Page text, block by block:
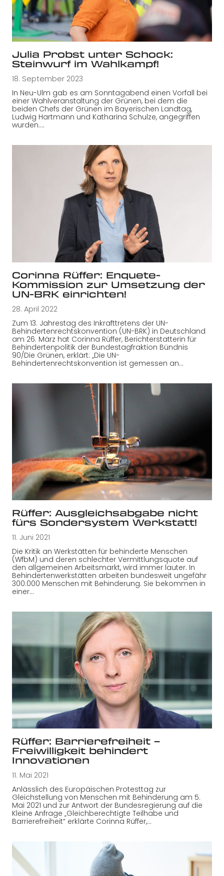
Julia Probst unter Schock:
Steinwurf im Wahlkampf!
18. September 2023
In Neu-Ulm gab es am Sonntagabend einen Vorfall bei
einer Wahlveranstaltung der Grünen, bei dem die
beiden Chefs der Grünen im Bayerischen Landtag,
Ludwig Hartmann und Katharina Schulze, angegriffen
wurden.…
Corinna Rüffer: Enquete-
Kommission zur Umsetzung der
UN-BRK einrichten!
28. April 2022
Zum 13. Jahrestag des Inkrafttretens der UN-
Behindertenrechtskonvention (UN-BRK) in Deutschland
am 26. März hat Corinna Rüffer, Berichterstatterin für
Behindertenpolitik der Bundestagfraktion Bündnis
90/Die Grünen, erklärt: „Die UN-
Behindertenrechtskonvention ist gemessen an…
Rüffer: Ausgleichsabgabe nicht
fürs Sondersystem Werkstatt!
11. Juni 2021
Die Kritik an Werkstätten für behinderte Menschen
(WfbM) und deren schlechter Vermittlungsquote auf
den allgemeinen Arbeitsmarkt, wird immer lauter. In
Behindertenwerkstätten arbeiten bundesweit ungefähr
300.000 Menschen mit Behinderung. Sie bekommen in
einer…
Rüffer: Barrierefreiheit –
Freiwilligkeit behindert
Innovationen
11. Mai 2021
Anlässlich des Europäischen Protesttag zur
Gleichstellung von Menschen mit Behinderung am 5.
Mai 2021 und zur Antwort der Bundesregierung auf die
Kleine Anfrage „Gleichberechtigte Teilhabe und
Barrierefreiheit“ erklärte Corinna Rüffer,…